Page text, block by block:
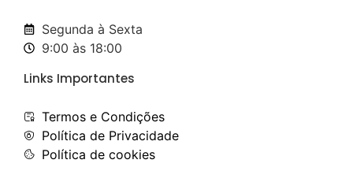
Segunda à Sexta
9:00 às 18:00
Links Importantes
Termos e Condições
Política de Privacidade
Política de cookies